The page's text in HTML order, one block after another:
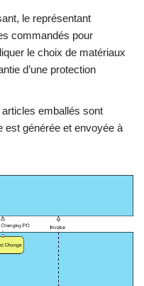
le représentant
commandés pour
le choix de matériaux
d’une protection
articles emballés sont
est générée et envoyée à